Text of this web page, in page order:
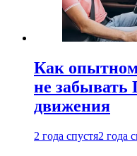
Как
не забывать
движения
2 года спустя2 года